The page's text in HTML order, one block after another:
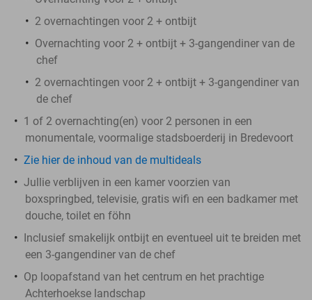
2 overnachtingen voor 2 + ontbijt
Overnachting voor 2 + ontbijt + 3-gangendiner van de
chef
2 overnachtingen voor 2 + ontbijt + 3-gangendiner van
de chef
1 of 2 overnachting(en) voor 2 personen in een
monumentale, voormalige stadsboerderij in Bredevoort
Zie hier de inhoud van de multideals
Jullie verblijven in een kamer voorzien van
boxspringbed, televisie, gratis wifi en een badkamer met
douche, toilet en föhn
Inclusief smakelijk ontbijt en eventueel uit te breiden met
een 3-gangendiner van de chef
Op loopafstand van het centrum en het prachtige
Achterhoekse landschap